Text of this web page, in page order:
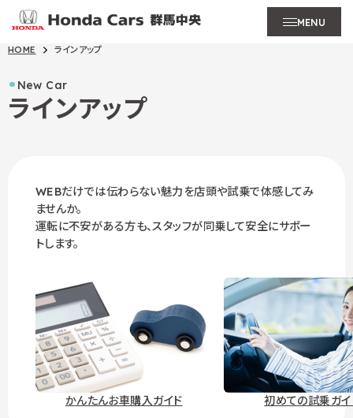
MENU
HOME ラインアップ
New Car
ラインアップ
WEBだけでは伝わらない魅力を店頭や試乗で体感してみ
ませんか。
運転に不安がある方も、スタッフが同乗して安全にサポー
トします。
かんたんお車購入ガイド 初めての試乗ガイ